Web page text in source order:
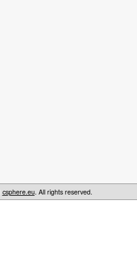
csphere.eu. All rights reserved.